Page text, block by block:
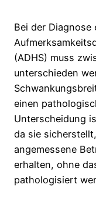
Bei der Diagnose
(ADHS) muss
unterschieden
einen
Unterscheidung
da sie
angemessene
erhalten, ohne
pathologisiert